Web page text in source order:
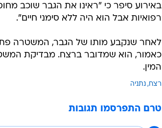
באירוע סיפר כי "ראינו את הגבר שוכב
רפואיות אבל הוא היה ללא סימני חיים".
לאחר שנקבע מותו של הגבר, המשטרה
כאמור, הוא שמדובר ברצח. מבדיקת
המין.
רצח נתניה
טרם התפרסמו תגובות